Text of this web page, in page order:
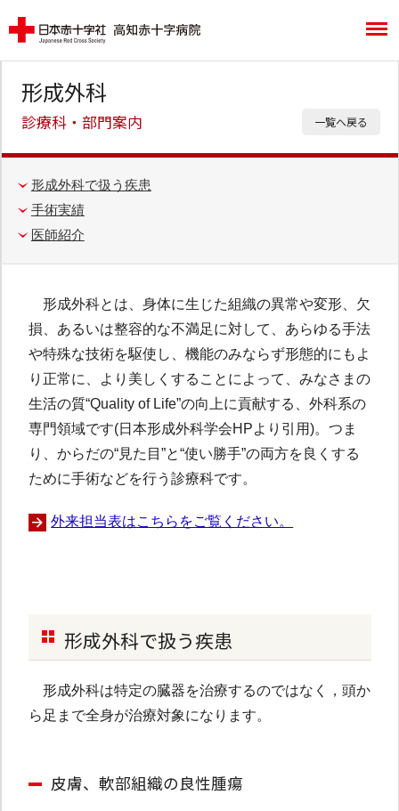
形成外科
診療科・部門案内 一覧へ戻る
形成外科で扱う疾患
手術実績
医師紹介
形成外科とは、身体に生じた組織の異常や変形、欠
損、あるいは整容的な不満足に対して、あらゆる手法
や特殊な技術を駆使し、機能のみならず形態的にもよ
り正常に、より美しくすることによって、みなさまの
生活の質“Quality of Life”の向上に貢献する、外科系の
専門領域です(日本形成外科学会HPより引用)。つま
り、からだの“見た目”と“使い勝手”の両方を良くする
ために手術などを行う診療科です。
外来担当表はこちらをご覧ください。
形成外科で扱う疾患
形成外科は特定の臓器を治療するのではなく，頭か
ら足まで全身が治療対象になります。
皮膚、軟部組織の良性腫瘍